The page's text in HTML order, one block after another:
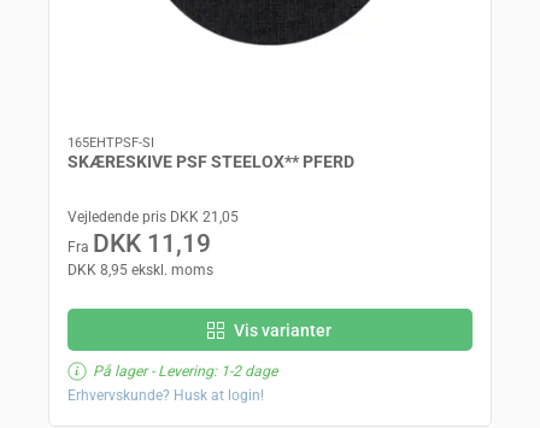
165EHTPSF-SI
SKÆRESKIVE PSF STEELOX** PFERD
Vejledende pris DKK 21,05
Fra DKK 11,19
DKK 8,95 ekskl. moms
Vis varianter
På lager- Levering: 1-2 dage
Erhvervskunde? Husk at login!